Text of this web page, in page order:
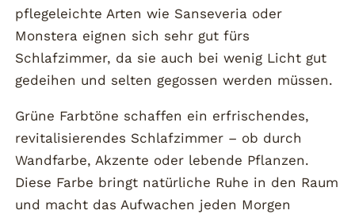
pflegeleichte Arten wie Sanseveria oder
Monstera eignen sich sehr gut fürs
Schlafzimmer, da sie auch bei wenig Licht gut
gedeihen und selten gegossen werden müssen.
Grüne Farbtöne schaffen ein erfrischendes,
revitalisierendes Schlafzimmer – ob durch
Wandfarbe, Akzente oder lebende Pflanzen.
Diese Farbe bringt natürliche Ruhe in den Raum
und macht das Aufwachen jeden Morgen